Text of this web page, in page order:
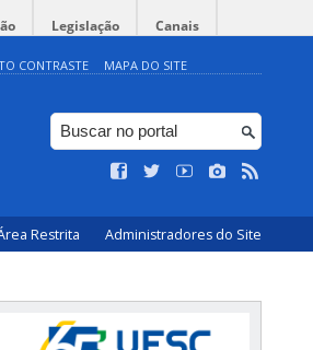
Legislação Canais
CONTRASTE MAPA DO SITE
Restrita Administradores do Site